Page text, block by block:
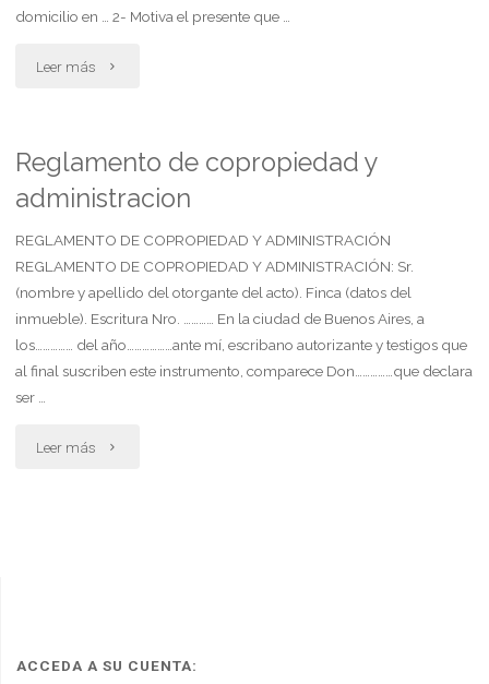
domicilio en … 2- Motiva el presente que …
Leer más "Copropietario
barrio
cerrado)
al
administrador
Reglamento de copropiedad y
administracion
REGLAMENTO DE COPROPIEDAD Y ADMINISTRACIÓN
REGLAMENTO DE COPROPIEDAD Y ADMINISTRACIÓN: Sr.
(nombre y apellido del otorgante del acto). Finca (datos del
inmueble). Escritura Nro. ………… En la ciudad de Buenos Aires, a
los…………… del año………………ante mí, escribano autorizante y testigos que
al final suscriben este instrumento, comparece Don……………que declara
ser …
Leer más "Reglamento
ACCEDA A SU CUENTA: